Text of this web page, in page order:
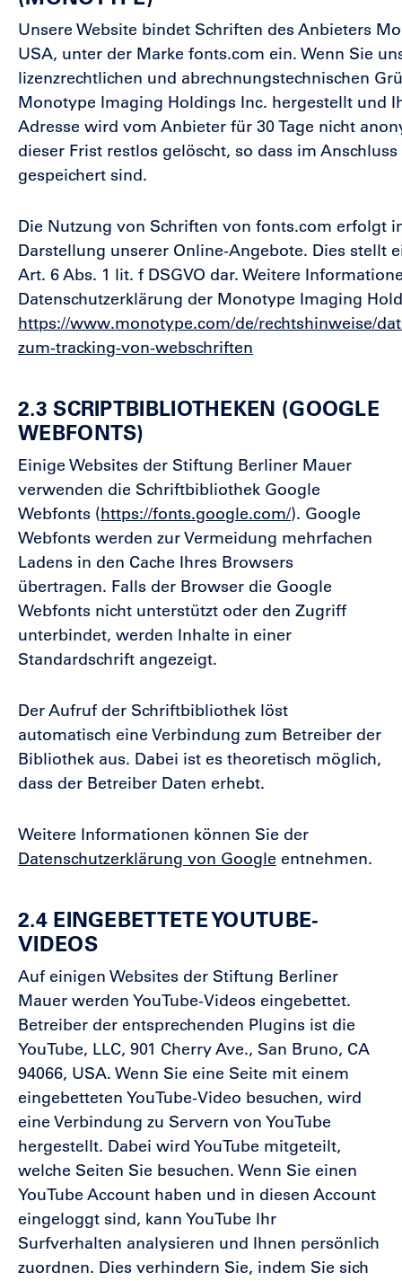
Unsere Website bindet Schriften des Anbieters
USA, unter der Marke fonts.com ein. Wenn Sie
lizenzrechtlichen und abrechnungstechnischen
Monotype Imaging Holdings Inc. hergestellt und
Adresse wird vom Anbieter für 30 Tage nicht
dieser Frist restlos gelöscht, so dass im
gespeichert sind.
Die Nutzung von Schriften von fonts.com erfolgt
Darstellung unserer Online-Angebote. Dies stellt
Art. 6 Abs. 1 lit. f DSGVO dar. Weitere
Datenschutzerklärung der Monotype Imaging
https://www.monotype.com/de/rechtshinweise/
zum-tracking-von-webschriften
2.3 SCRIPTBIBLIOTHEKEN (GOOGLE
WEBFONTS)
Einige Websites der Stiftung Berliner Mauer
verwenden die Schriftbibliothek Google
Webfonts (https://fonts.google.com/). Google
Webfonts werden zur Vermeidung mehrfachen
Ladens in den Cache Ihres Browsers
übertragen. Falls der Browser die Google
Webfonts nicht unterstützt oder den Zugriff
unterbindet, werden Inhalte in einer
Standardschrift angezeigt.
Der Aufruf der Schriftbibliothek löst
automatisch eine Verbindung zum Betreiber der
Bibliothek aus. Dabei ist es theoretisch möglich,
dass der Betreiber Daten erhebt.
Weitere Informationen können Sie der
Datenschutzerklärung von Google entnehmen.
2.4 EINGEBETTETE YOUTUBE-
VIDEOS
Auf einigen Websites der Stiftung Berliner
Mauer werden YouTube-Videos eingebettet.
Betreiber der entsprechenden Plugins ist die
YouTube, LLC, 901 Cherry Ave., San Bruno, CA
94066, USA. Wenn Sie eine Seite mit einem
eingebetteten YouTube-Video besuchen, wird
eine Verbindung zu Servern von YouTube
hergestellt. Dabei wird YouTube mitgeteilt,
welche Seiten Sie besuchen. Wenn Sie einen
YouTube Account haben und in diesen Account
eingeloggt sind, kann YouTube Ihr
Surfverhalten analysieren und Ihnen persönlich
zuordnen. Dies verhindern Sie, indem Sie sich